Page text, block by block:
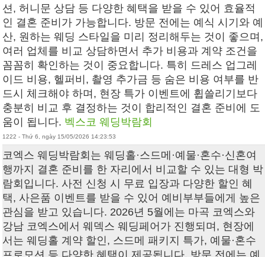
션, 허니문 상담 등 다양한 혜택을 받을 수 있어 효율적
인 결혼 준비가 가능합니다. 방문 전에는 예식 시기와 예
산, 원하는 웨딩 스타일을 미리 정리해두는 것이 좋으며,
여러 업체를 비교 상담하면서 추가 비용과 계약 조건을
꼼꼼히 확인하는 것이 중요합니다. 특히 드레스 업그레
이드 비용, 헬퍼비, 촬영 추가금 등 숨은 비용 여부를 반
드시 체크해야 하며, 현장 특가 이벤트에 휩쓸리기보다
충분히 비교 후 결정하는 것이 합리적인 결혼 준비에 도
움이 됩니다. 벡스코 웨딩박람회
1222 - Thứ 6, ngày 15/05/2026 14:23:53
코엑스 웨딩박람회 는 웨딩홀·스드메·예물·혼수·신혼여
행까지 결혼 준비를 한 자리에서 비교할 수 있는 대형 박
람회입니다. 사전 신청 시 무료 입장과 다양한 할인 혜
택, 사은품 이벤트를 받을 수 있어 예비부부들에게 높은
관심을 받고 있습니다. 2026년 5월에는 마곡 코엑스와
강남 코엑스에서 웨덱스 웨딩페어가 진행되며, 현장에
서는 웨딩홀 계약 할인, 스드메 패키지 특가, 예물·혼수
프로모션 등 다양한 혜택이 제공됩니다. 방문 전에는 예